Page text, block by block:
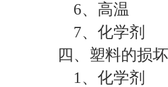
6、高温
7、化学剂
四、塑料的损坏
1、化学剂